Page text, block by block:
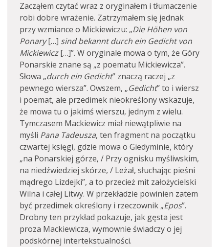
Zacząłem czytać wraz z oryginałem i tłumaczenie
robi dobre wrażenie. Zatrzymałem się jednak
przy wzmiance o Mickiewiczu: „Die Höhen von
Ponary[…] sind bekannt durch ein Gedicht von
Mickiewicz[…]”. W oryginale mowa o tym, że Góry
Ponarskie znane są „z poematu Mickiewicza”.
Słowa „durch ein Gedicht” znaczą raczej „z
pewnego wiersza”. Owszem, „Gedicht” to i wiersz
i poemat, ale przedimek nieokreślony wskazuje,
że mowa tu o jakimś wierszu, jednym z wielu.
Tymczasem Mackiewicz miał niewątpliwie na
myśli Pana Tadeusza, ten fragment na początku
czwartej księgi, gdzie mowa o Giedyminie, który
„na Ponarskiej górze, / Przy ognisku myśliwskim,
na niedźwiedziej skórze, / Leżał, słuchając pieśni
mądrego Lizdejki”, a to przecież mit założycielski
Wilna i całej Litwy. W przekładzie powinien zatem
być przedimek określony i rzeczownik „Epos”.
Drobny ten przykład pokazuje, jak gęsta jest
proza Mackiewicza, wymownie świadczy o jej
podskórnej intertekstualności.